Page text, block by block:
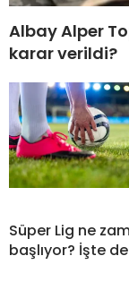
Albay Alper
karar verildi?
Süper Lig ne
başlıyor? İşte